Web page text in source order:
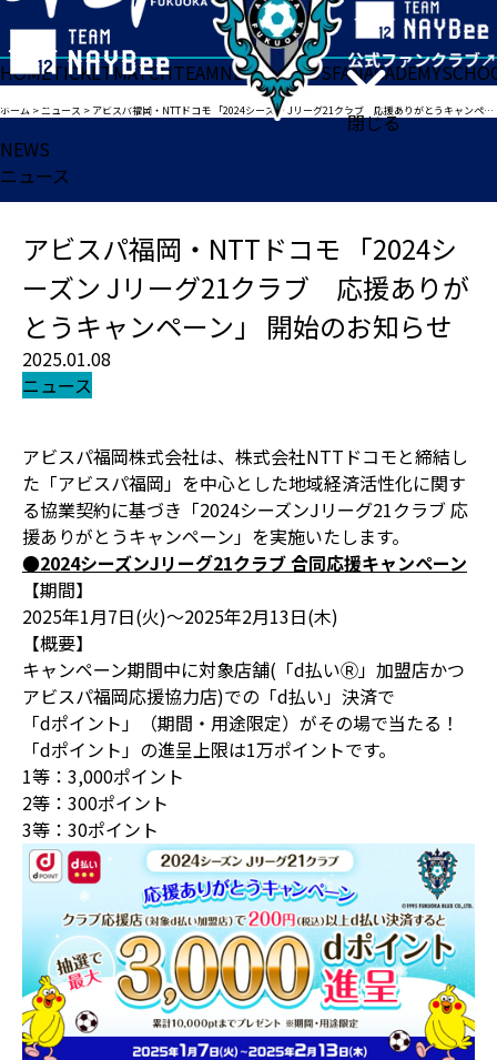
閉じる
HOMETICKETMATCHTEAMNEWSGOODSFANACADEMY
ホーム >ニュース > アビスパ福岡・NTTドコモ 「2024シーズン Jリーグ21クラブ 応援ありがとうキャンペーン」 開始のお知らせ
NEWS
ニュース
アビスパ福岡・NTTドコモ 「2024シ
ーズン Jリーグ21クラブ 応援ありが
とうキャンペーン」 開始のお知らせ
2025.01.08
ニュース
アビスパ福岡株式会社は、株式会社NTTドコモと締結し
た「アビスパ福岡」を中心とした地域経済活性化に関す
る協業契約に基づき「2024シーズンJリーグ21クラブ 応
援ありがとうキャンペーン」を実施いたします。
●2024シーズンJリーグ21クラブ 合同応援キャンペーン
【期間】
2025年1月7日(火)～2025年2月13日(木)
【概要】
キャンペーン期間中に対象店舗(「d払いⓇ」加盟店かつ
アビスパ福岡応援協力店)での「d払い」決済で
「dポイント」（期間・用途限定）がその場で当たる！
「dポイント」の進呈上限は1万ポイントです。
1等：3,000ポイント
2等：300ポイント
3等：30ポイント